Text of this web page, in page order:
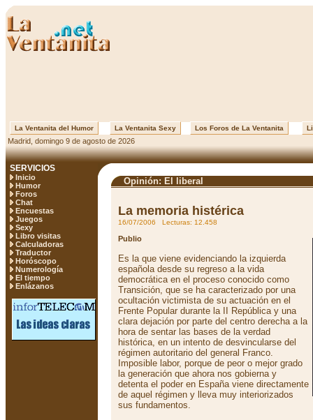
La Ventanita del Humor La Ventanita Sexy Los Foros de La Ventanita
Madrid, domingo 9 de agosto de 2026
SERVICIOS
Inicio
Humor
Foros
Chat
Encuestas
Juegos
Sexy
Libro visitas
Calculadoras
Traductor
Horóscopo
Numerología
El tiempo
Enlázanos
Opinión: El liberal
La memoria histérica
16/07/2006 Lecturas: 12.458
Publio
Es la que viene evidenciando la izquierda
española desde su regreso a la vida
democrática en el proceso conocido como
Transición, que se ha caracterizado por una
ocultación victimista de su actuación en el
Frente Popular durante la II República y una
clara dejación por parte del centro derecha a la
hora de sentar las bases de la verdad
histórica, en un intento de desvincularse del
régimen autoritario del general Franco.
Imposible labor, porque de peor o mejor grado
la generación que ahora nos gobierna y
detenta el poder en España viene directamente
de aquel régimen y lleva muy interiorizados
sus fundamentos.